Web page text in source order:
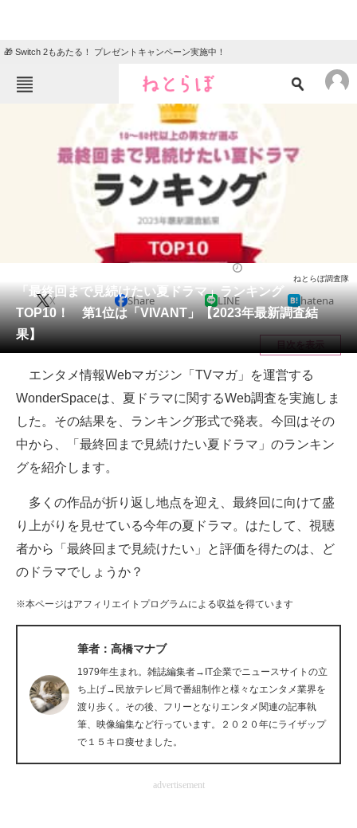
🎁 Switch 2もあたる！ プレゼントキャンペーン実施中！
ニュース
クイズ
地域
教育・育児
リサーチ
会員記事
メディア
注目記事を集めた総合ページ
ITの今と未来を見通す
スマホと通信の最新トレンド
進化するPCとデバイスの未来
ビジネスと働き方のヒント
マーケ×ITの今がよく分かる
ITエンジニア向け専門サイト
IT製品の技術・比較・事例
「最終回まで見続けたい夏ドラマ」ランキング
TOP10！ 第1位は「VIVANT」【2023年最新調査結
果】
ねとらぼ調査隊
X Share LINE hatena
目次を表示
エンタメ情報Webマガジン「TVマガ」を運営する
WonderSpaceは、夏ドラマに関するWeb調査を実施しま
した。その結果を、ランキング形式で発表。今回はその
中から、「最終回まで見続けたい夏ドラマ」のランキン
グを紹介します。
多くの作品が折り返し地点を迎え、最終回に向けて盛
り上がりを見せている今年の夏ドラマ。はたして、視聴
者から「最終回まで見続けたい」と評価を得たのは、ど
のドラマでしょうか？
※本ページはアフィリエイトプログラムによる収益を得ています
筆者：高橋マナブ
1979年生まれ。雑誌編集者→IT企業でニュースサイトの立
ち上げ→民放テレビ局で番組制作と様々なエンタメ業界を
渡り歩く。その後、フリーとなりエンタメ関連の記事執
筆、映像編集など行っています。２０２０年にライザップ
で１５キロ痩せました。
advertisement